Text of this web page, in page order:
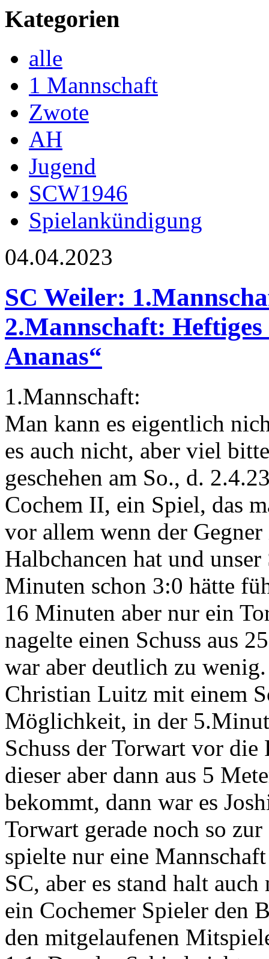
Kategorien
alle
1 Mannschaft
Zwote
AH
Jugend
SCW1946
Spielankündigung
04.04.2023
SC Weiler:
2.Mannschaft:
Ananas“
1.Mannschaft:
Man kann es eigentlich
es auch nicht, aber viel
geschehen am So., d.
Cochem II, ein Spiel, das
vor allem wenn der
Halbchancen hat und
Minuten schon 3:0 hätte
16 Minuten aber nur ein
nagelte einen Schuss aus
war aber deutlich zu
Christian Luitz mit einem
Möglichkeit, in der
Schuss der Torwart vor
dieser aber dann aus 5
bekommt, dann war es
Torwart gerade noch so
spielte nur eine
SC, aber es stand halt
ein Cochemer Spieler den
den mitgelaufenen